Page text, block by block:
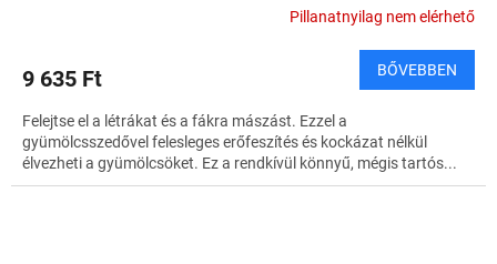
Pillanatnyilag nem elérhető
9 635 Ft BŐVEBBEN
Felejtse el a létrákat és a fákra mászást. Ezzel a
gyümölcsszedővel felesleges erőfeszítés és kockázat nélkül
élvezheti a gyümölcsöket. Ez a rendkívül könnyű, mégis tartós...